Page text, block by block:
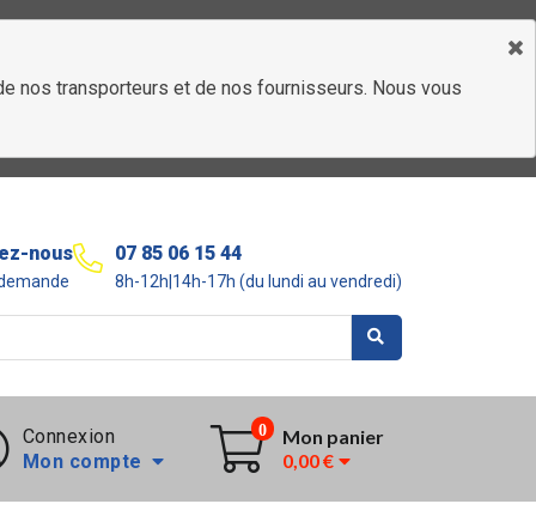
nos transporteurs et de nos fournisseurs. Nous vous
nous 07 85 06 15 44
8h-12h|14h-17h (du lundi au vendredi)
Connexion
Mon compte
0
Mon panier
0,00 €